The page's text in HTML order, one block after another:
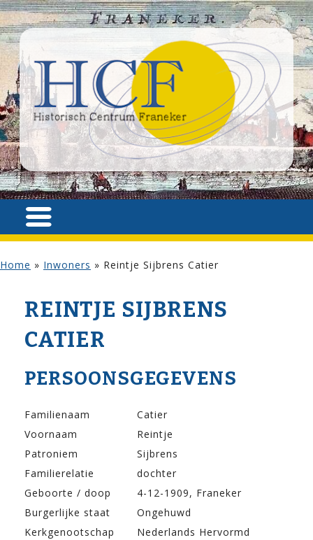
Home » Inwoners » Reintje Sijbrens Catier
REINTJE SIJBRENS
CATIER
PERSOONSGEGEVENS
Familienaam
Catier
Voornaam
Reintje
Patroniem
Sijbrens
Familierelatie
dochter
Geboorte / doop
4-12-1909, Franeker
Burgerlijke staat
Ongehuwd
Kerkgenootschap
Nederlands Hervormd